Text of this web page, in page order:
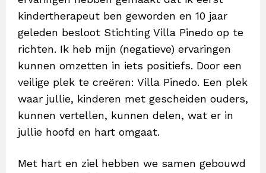
kindertherapeut ben geworden en 10 jaar
geleden besloot Stichting Villa Pinedo op te
richten. Ik heb mijn (negatieve) ervaringen
kunnen omzetten in iets positiefs. Door een
veilige plek te creëren: Villa Pinedo. Een plek
waar jullie, kinderen met gescheiden ouders,
kunnen vertellen, kunnen delen, wat er in
jullie hoofd en hart omgaat.
Met hart en ziel hebben we samen gebouwd